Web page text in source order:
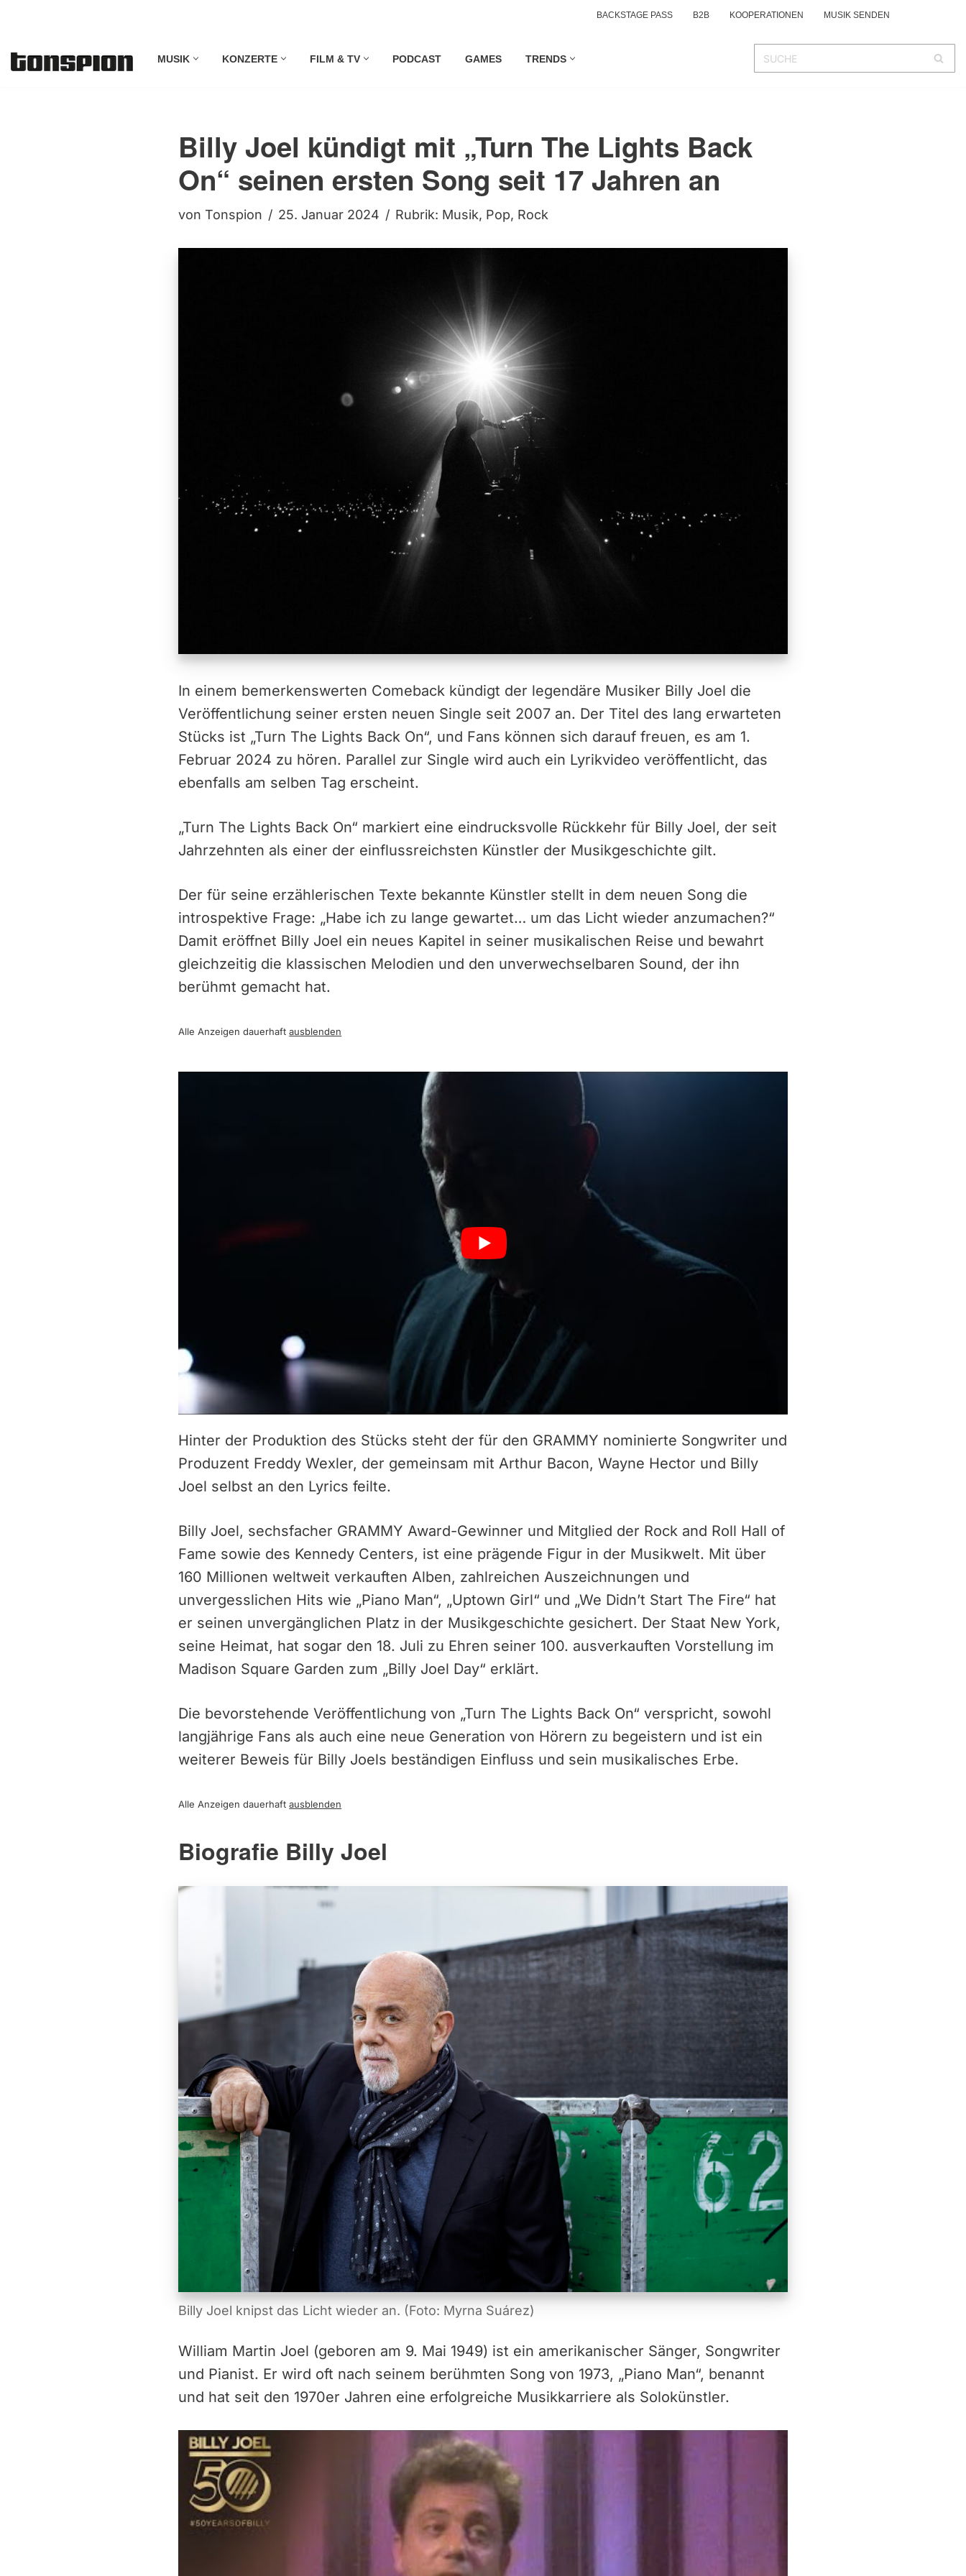
Inhalt
BACKSTAGE PASS B2B KOOPERATIONEN MUSIK SENDEN
MUSIK KONZERTE FILM & TV PODCAST GAMES TRENDS
Billy Joel kündigt mit „Turn The Lights Back
On“ seinen ersten Song seit 17 Jahren an
vonTonspion 25. Januar 2024 Rubrik: Musik, Pop, Rock
In einem bemerkenswerten Comeback kündigt der legendäre Musiker Billy Joel die
Veröffentlichung seiner ersten neuen Single seit 2007 an. Der Titel des lang erwarteten
Stücks ist „Turn The Lights Back On“, und Fans können sich darauf freuen, es am 1.
Februar 2024 zu hören. Parallel zur Single wird auch ein Lyrikvideo veröffentlicht, das
ebenfalls am selben Tag erscheint.
„Turn The Lights Back On“ markiert eine eindrucksvolle Rückkehr für Billy Joel, der seit
Jahrzehnten als einer der einflussreichsten Künstler der Musikgeschichte gilt.
Der für seine erzählerischen Texte bekannte Künstler stellt in dem neuen Song die
introspektive Frage: „Habe ich zu lange gewartet… um das Licht wieder anzumachen?“
Damit eröffnet Billy Joel ein neues Kapitel in seiner musikalischen Reise und bewahrt
gleichzeitig die klassischen Melodien und den unverwechselbaren Sound, der ihn
berühmt gemacht hat.
Alle Anzeigen dauerhaftausblenden
Hinter der Produktion des Stücks steht der für den GRAMMY nominierte Songwriter und
Produzent Freddy Wexler, der gemeinsam mit Arthur Bacon, Wayne Hector und Billy
Joel selbst an den Lyrics feilte.
Billy Joel, sechsfacher GRAMMY Award-Gewinner und Mitglied der Rock and Roll Hall of
Fame sowie des Kennedy Centers, ist eine prägende Figur in der Musikwelt. Mit über
160 Millionen weltweit verkauften Alben, zahlreichen Auszeichnungen und
unvergesslichen Hits wie „Piano Man“, „Uptown Girl“ und „We Didn’t Start The Fire“ hat
er seinen unvergänglichen Platz in der Musikgeschichte gesichert. Der Staat New York,
seine Heimat, hat sogar den 18. Juli zu Ehren seiner 100. ausverkauften Vorstellung im
Madison Square Garden zum „Billy Joel Day“ erklärt.
Die bevorstehende Veröffentlichung von „Turn The Lights Back On“ verspricht, sowohl
langjährige Fans als auch eine neue Generation von Hörern zu begeistern und ist ein
weiterer Beweis für Billy Joels beständigen Einfluss und sein musikalisches Erbe.
Alle Anzeigen dauerhaftausblenden
Biografie Billy Joel
Billy Joel knipst das Licht wieder an. (Foto: Myrna Suárez)
William Martin Joel (geboren am 9. Mai 1949) ist ein amerikanischer Sänger, Songwriter
und Pianist. Er wird oft nach seinem berühmten Song von 1973, „Piano Man“, benannt
und hat seit den 1970er Jahren eine erfolgreiche Musikkarriere als Solokünstler.